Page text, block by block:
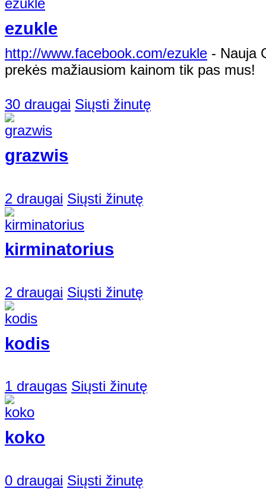
ezukle
http://www.facebook.com/ezukle - Nauja
prekės mažiausiom kainom tik pas mus!
30 draugai Siųsti žinutę
grazwis
2 draugai Siųsti žinutę
kirminatorius
2 draugai Siųsti žinutę
kodis
1 draugas Siųsti žinutę
koko
0 draugai Siųsti žinutę